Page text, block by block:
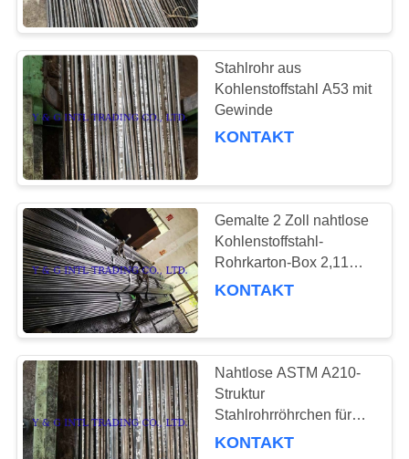
21
Stahlleitungsrohr
22
68
Stahlrohr aus
Kohlenstoffstahl A53 mit
Gewinde
KONTAKT
Gemalte 2 Zoll nahtlose
Kohlenstoffstahl-
Rohrkarton-Box 2,11
mm ASTM A192
KONTAKT
Nahtlose ASTM A210-
Struktur
Stahlrohrröhrchen für
industrielle
KONTAKT